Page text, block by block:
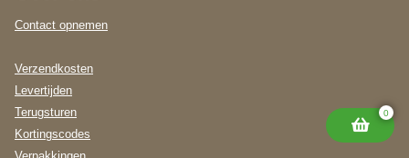
0
Contact opnemen
Verzendkosten
Levertijden
Terugsturen
Kortingscodes